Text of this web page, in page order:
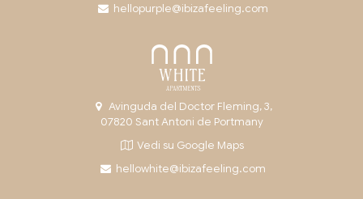
hellopurple@ibizafeeling.com
Avinguda del Doctor Fleming, 3,
07820 Sant Antoni de Portmany
Vedi su Google Maps
hellowhite@ibizafeeling.com